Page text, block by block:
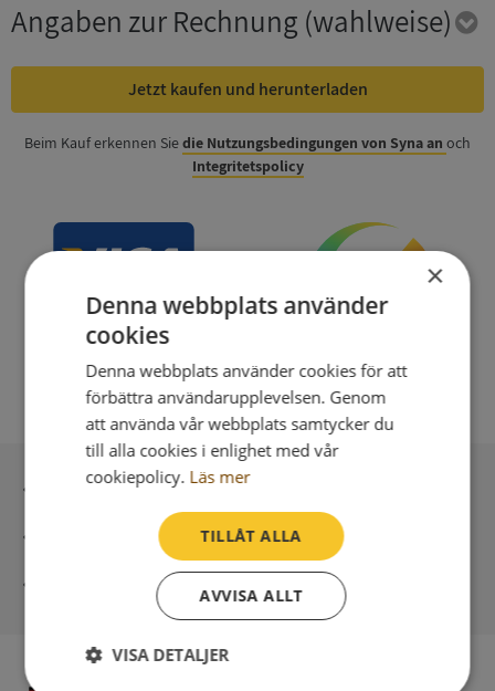
Angaben zur Rechnung (wahlweise)
Jetzt kaufen und herunterladen
Beim Kauf erkennen Siedie Nutzungsbedingungen von Syna an och
Integritetspolicy
Sichere Bezahlung mit stripe
Unmittelbare Lieferung digital
Syna – Kreditauskünfte seit 1947
×
Denna webbplats använder
cookies
Denna webbplats använder cookies för att
förbättra användarupplevelsen. Genom
att använda vår webbplats samtycker du
till alla cookies i enlighet med vår
cookiepolicy. Läs mer
TILLÅT ALLA
AVVISA ALLT
VISA DETALJER